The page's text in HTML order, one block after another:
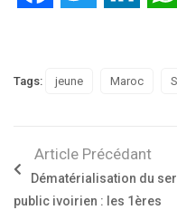
Tags: jeune Maroc
Article Précédant
Dématérialisation du
public ivoirien : les 1ères